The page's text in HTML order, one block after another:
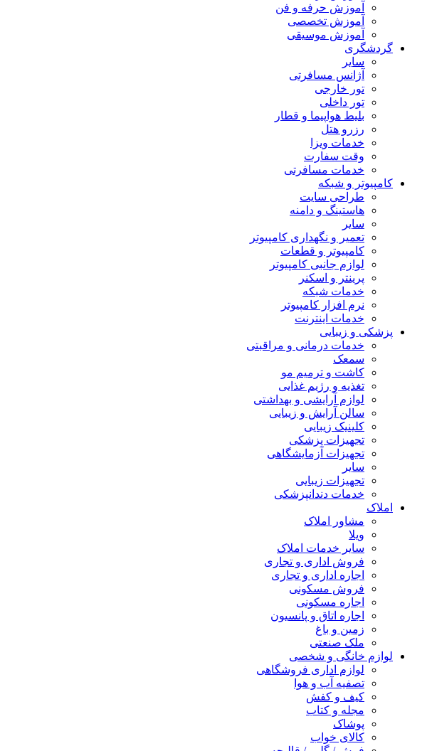
آموزش حرفه و فن
آموزش تخصصی
آموزش موسیقی
گردشگری
سایر
آژانس مسافرتی
تور خارجی
تور داخلی
بلیط هواپیما و قطار
رزرو هتل
خدمات ویزا
وقت سفارت
خدمات مسافرتی
کامپیوتر و شبکه
طراحی سایت
هاستینگ و دامنه
سایر
تعمیر و نگهداری کامپیوتر
کامپیوتر و قطعات
لوازم جانبی کامپیوتر
پرینتر و اسکنر
خدمات شبکه
نرم افزار کامپیوتر
خدمات اینترنت
پزشکی و زیبایی
خدمات درمانی و مراقبتی
سمعک
کاشت و ترمیم مو
تغذیه و رژیم غذایی
لوازم آرایشی و بهداشتی
سالن آرایش و زیبایی
کلینیک زیبایی
تجهیزات پزشکی
تجهیزات آزمایشگاهی
سایر
تجهیزات زیبایی
خدمات دندانپزشکی
املاک
مشاور املاک
ویلا
سایر خدمات املاک
فروش اداری و تجاری
اجاره اداری و تجاری
فروش مسکونی
اجاره مسکونی
اجاره اتاق و پانسیون
زمین و باغ
ملک صنعتی
لوازم خانگی و شخصی
لوازم اداری فروشگاهی
تصفیه آب و هوا
کیف و کفش
مجله و کتاب
پوشاک
کالای خواب